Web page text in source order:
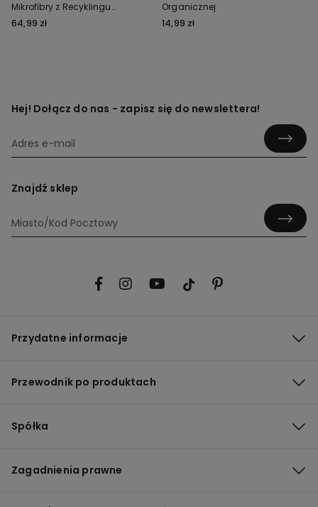
Mikrofibry z Recyklingu
Athens
64,99 zł
Organicznej
14,99 zł
Hej! Dołącz do nas - zapisz się do newslettera!
Znajdź sklep
Przydatne informacje
Przewodnik po produktach
Spółka
Zagadnienia prawne